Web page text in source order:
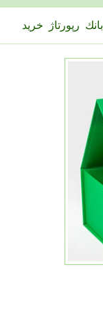
بانك رپورتاژ خرید